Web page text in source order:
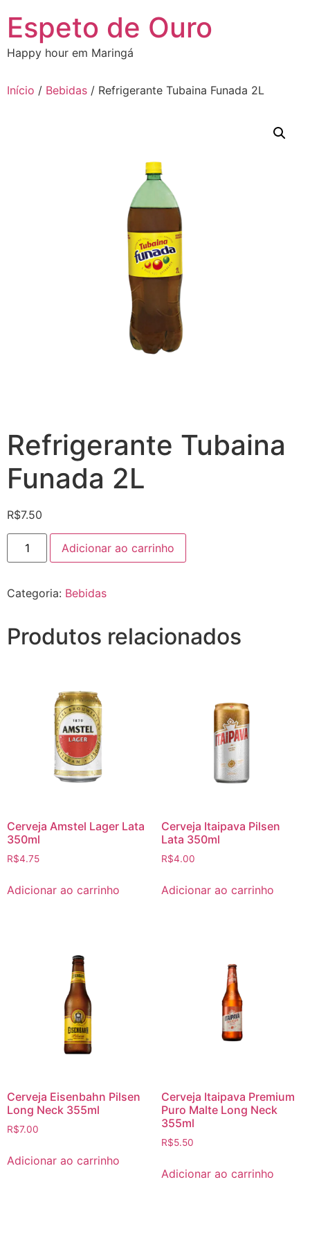
para
conteúdo
Espeto de Ouro
Happy hour em Maringá
Início / Bebidas / Refrigerante Tubaina Funada 2L
Refrigerante Tubaina
Funada 2L
R$7.50
Refrigerante
Tubaina
Funada
Adicionar ao carrinho
Categoria: Bebidas
Produtos relacionados
Cerveja Amstel Lager Lata
350ml
R$4.75
Adicionar ao carrinho
Cerveja Itaipava Pilsen
Lata 350ml
R$4.00
Adicionar ao carrinho
Cerveja Eisenbahn Pilsen
Long Neck 355ml
R$7.00
Adicionar ao carrinho
Cerveja Itaipava Premium
Puro Malte Long Neck
355ml
R$5.50
Adicionar ao carrinho